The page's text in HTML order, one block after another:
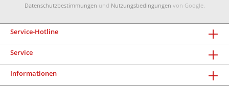
Datenschutzbestimmungen und Nutzungsbedingungen von Google.
Service-Hotline
Service
Informationen